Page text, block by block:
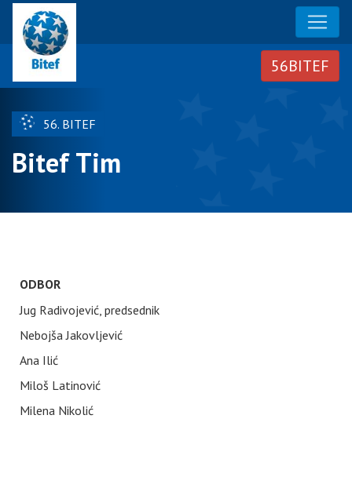
56. BITEF
Bitef Tim
ODBOR
Jug Radivojević, predsednik
Nebojša Jakovljević
Ana Ilić
Miloš Latinović
Milena Nikolić